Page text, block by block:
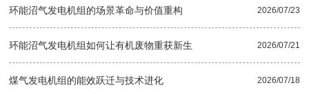
环能沼气发电机组的场景革命与价值重构 2026/07/23
环能沼气发电机组如何让有机废物重获新生 2026/07/21
煤气发电机组的能效跃迁与技术进化 2026/07/18